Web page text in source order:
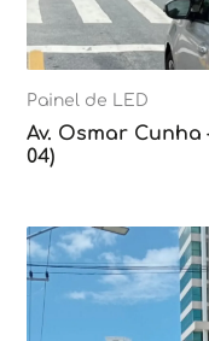
Painel de LED
Av. Osmar Cunha
04)